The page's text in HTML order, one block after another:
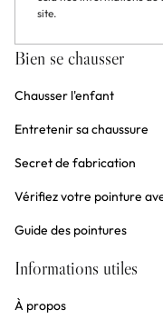
site.
Bien se chausser
Chausser l'enfant
Entretenir sa chaussure
Secret de fabrication
Vérifiez votre pointure
Guide des pointures
Informations utiles
À propos